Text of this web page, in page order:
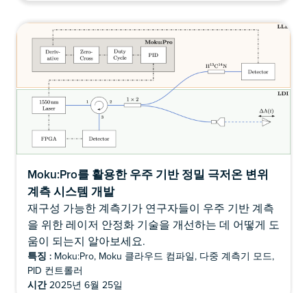
Moku:Pro를 활용한 우주 기반 정밀 극저온 변위
계측 시스템 개발
재구성 가능한 계측기가 연구자들이 우주 기반 계측
을 위한 레이저 안정화 기술을 개선하는 데 어떻게 도
움이 되는지 알아보세요.
특징 : Moku:Pro, Moku 클라우드 컴파일, 다중 계측기 모드,
PID 컨트롤러
시간2025년 6월 25일